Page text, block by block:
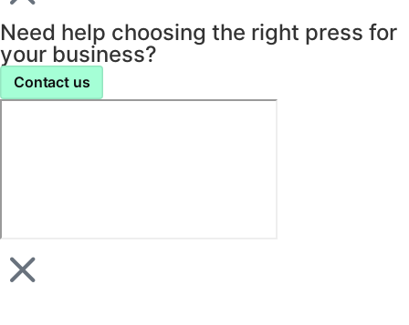
Need help choosing the right press for
your business?
Contact us